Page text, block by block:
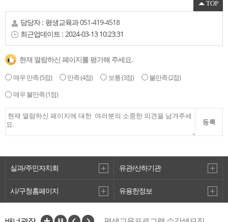
TOP
담당자 : 평생교육과051-419-4518
최근업데이트 : 2024-03-13 10:23:31
현재 열람하신 페이지를 평가해 주세요.
매우 만족(5점) 만족(4점) 보통(3점) 불만족(2점)
매우 불만족(1점)
등록
실과/주민자치회 유관/산하기관
시/구청홈페이지 유용한정보